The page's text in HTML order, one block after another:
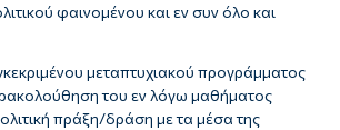
φαινομένου και εν συν όλο και
μεταπτυχιακού προγράμματος
του εν λόγω μαθήματος
πράξη/δράση με τα μέσα της